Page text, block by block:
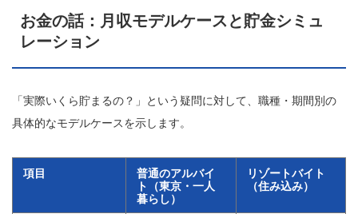
お金の話：月収モデルケースと貯金シミュ
レーション
「実際いくら貯まるの？」という疑問に対して、職種・期間別の
具体的なモデルケースを示します。
項目
普通のアルバイ
ト（東京・一人
暮らし）
リゾートバイト
（住み込み）